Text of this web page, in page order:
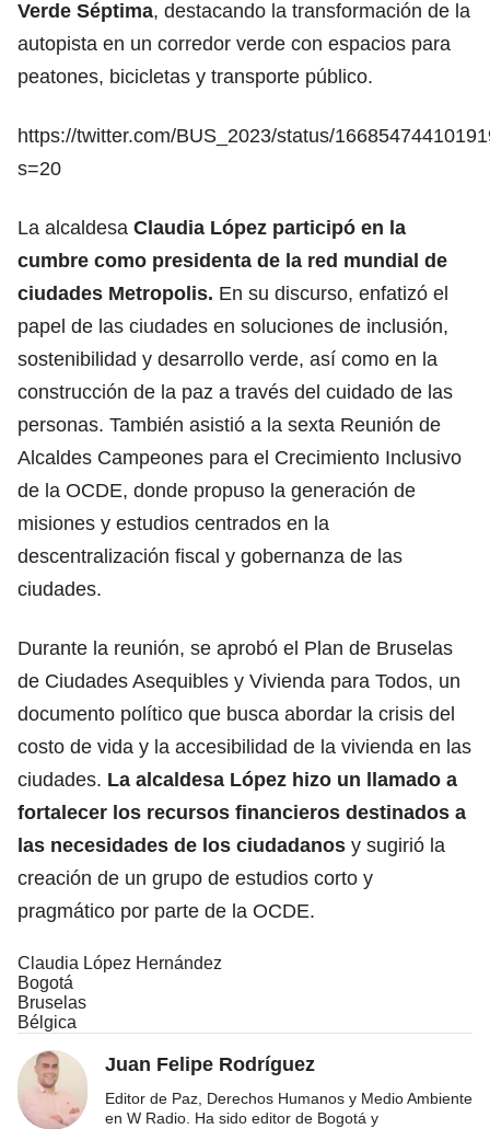
Verde Séptima, destacando la transformación de la
autopista en un corredor verde con espacios para
peatones, bicicletas y transporte público.
https://twitter.com/BUS_2023/status/
s=20
La alcaldesa Claudia López participó en la
cumbre como presidenta de la red mundial de
ciudades Metropolis. En su discurso, enfatizó el
papel de las ciudades en soluciones de inclusión,
sostenibilidad y desarrollo verde, así como en la
construcción de la paz a través del cuidado de las
personas. También asistió a la sexta Reunión de
Alcaldes Campeones para el Crecimiento Inclusivo
de la OCDE, donde propuso la generación de
misiones y estudios centrados en la
descentralización fiscal y gobernanza de las
ciudades.
Durante la reunión, se aprobó el Plan de Bruselas
de Ciudades Asequibles y Vivienda para Todos, un
documento político que busca abordar la crisis del
costo de vida y la accesibilidad de la vivienda en las
ciudades. La alcaldesa López hizo un llamado a
fortalecer los recursos financieros destinados a
las necesidades de los ciudadanos y sugirió la
creación de un grupo de estudios corto y
pragmático por parte de la OCDE.
Claudia López Hernández
Bogotá
Bruselas
Bélgica
Juan Felipe Rodríguez
Editor de Paz, Derechos Humanos y Medio Ambiente
en W Radio. Ha sido editor de Bogotá y